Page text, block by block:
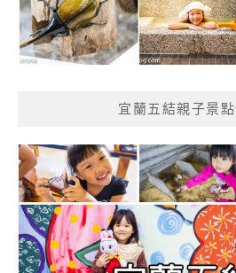
宜蘭五結親子景